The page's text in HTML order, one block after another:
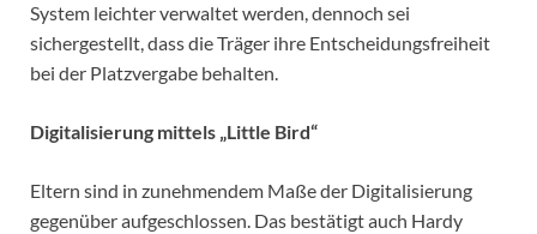
System leichter verwaltet werden, dennoch sei
sichergestellt, dass die Träger ihre Entscheidungsfreiheit
bei der Platzvergabe behalten.
Digitalisierung mittels „Little Bird“
Eltern sind in zunehmendem Maße der Digitalisierung
gegenüber aufgeschlossen. Das bestätigt auch Hardy